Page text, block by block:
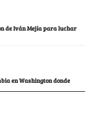
de Iván Mejía para luchar
en Washington donde